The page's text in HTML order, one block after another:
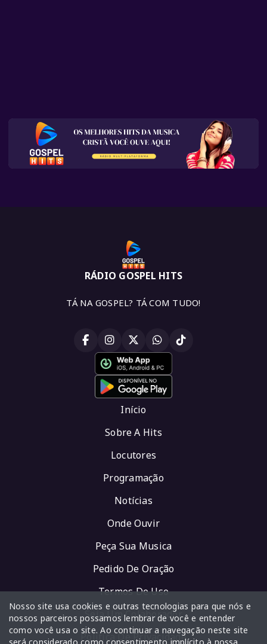
RÁDIO GOSPEL HITS
TÁ NA GOSPEL? TÁ COM TUDO!
Início
Sobre A Hits
Locutores
Programação
Notícias
Onde Ouvir
Peça Sua Musica
Pedido De Oração
Termos De Uso
Seja Um Colaborador
Política De Privacidade
Nosso site usa cookies e outras tecnologias para que nós e
nossos parceiros possamos lembrar de você e entender
como você usa o site. Ao continuar a navegação neste site